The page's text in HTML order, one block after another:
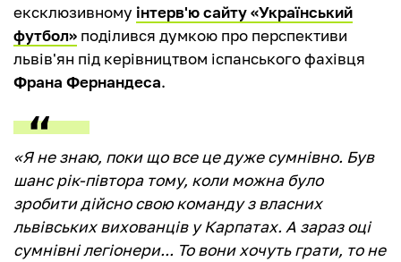
ексклюзивному інтерв'ю сайту «Український
футбол» поділився думкою про перспективи
львів'ян під керівництвом іспанського фахівця
Франа Фернандеса.
«Я не знаю, поки що все це дуже сумнівно. Був
шанс рік-півтора тому, коли можна було
зробити дійсно свою команду з власних
львівських вихованців у Карпатах. А зараз оці
сумнівні легіонери... То вони хочуть грати, то не